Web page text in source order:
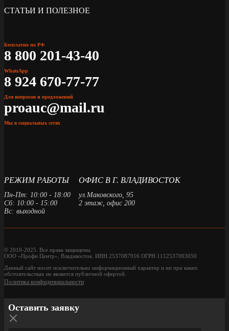
СТАТЬИ И ПОЛЕЗНОЕ
Бесплатно по РФ
8 800 201-43-40
WhatsApp
8 924 670-77-77
Для вопросов и предложений
proauc@mail.ru
Мы в социальных сетях
РЕЖИМ РАБОТЫ
Пн-Пт: 10:00 - 18:00
Сб: 10:00 - 15:00
Вс: выходной
ОФИС В Г. ВЛАДИВОСТОК
ул.Маковского, 95
2 этаж, офис 200
© 2010-2025. Все права защищены.
ООО «Профи Центр», Владивосток. ИНН 2537087916 ОГРН 1112537003050
Данный сайт носит исключительно информационный характер и ни при каких
обстоятельствах не является публичной офертой.
Политика конфиденциальности
Оставить заявку